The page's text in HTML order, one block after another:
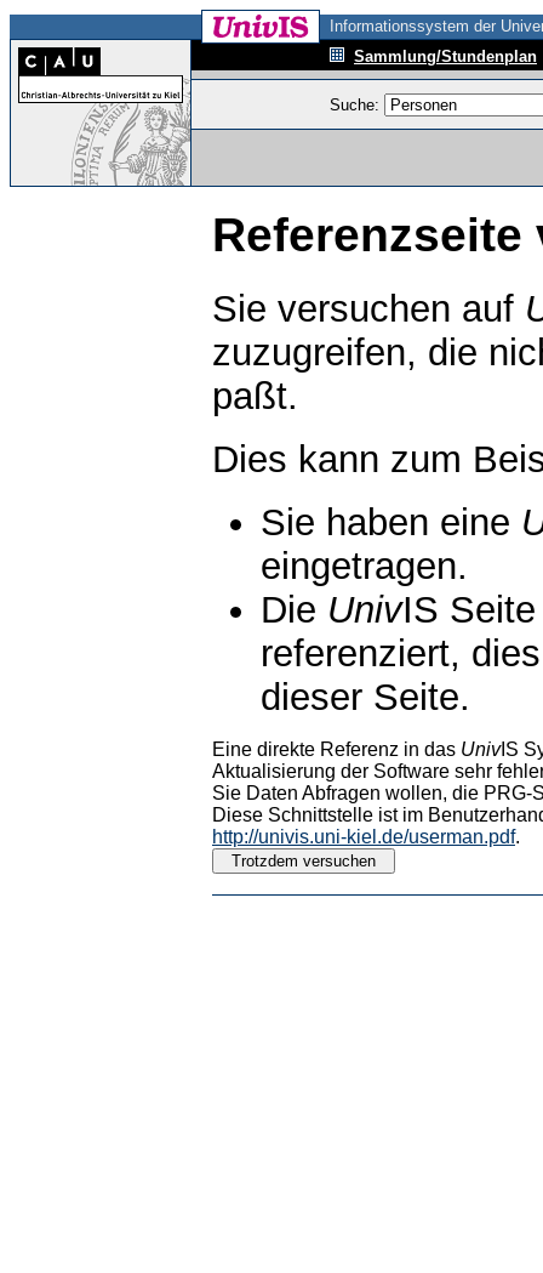
Informationssystem der
Sammlung/Stundenplan
Suche:
Referenzseite
Sie versuchen auf
zuzugreifen, die
paßt.
Dies kann zum
Sie haben eine
eingetragen.
Die UnivIS
referenziert,
dieser Seite.
Eine direkte Referenz in das UnivIS
Aktualisierung der Software sehr
Sie Daten Abfragen wollen, die PRG-
Diese Schnittstelle ist im
http://univis.uni-kiel.de/userman.pdf.